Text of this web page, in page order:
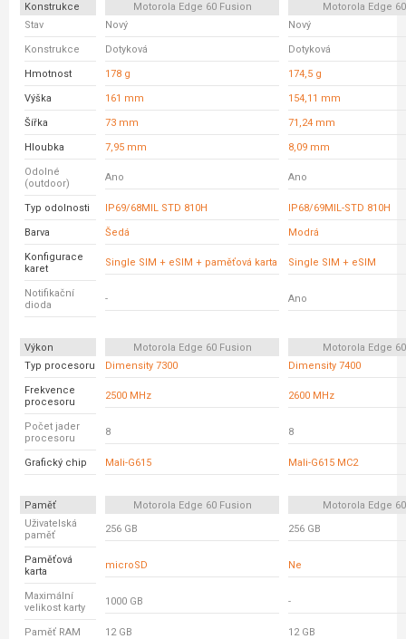
Konstrukce Motorola Edge 60 Fusion
Motorola Edge
Stav
Nový Nový
Konstrukce Dotyková Dotyková
Hmotnost 178 g 174,5 g
Výška 161 mm 154,11 mm
Šířka 73 mm 71,24 mm
Hloubka 7,95 mm 8,09 mm
Odolné
(outdoor)
Ano Ano
Typ odolnosti IP69/68MIL STD 810H IP68/69MIL-STD 810H
Barva Šedá Modrá
Konfigurace
karet
Single SIM + eSIM + paměťová karta Single SIM + eSIM
Notifikační
dioda
- Ano
Výkon Motorola Edge 60 Fusion
Motorola Edge
Typ procesoru
Dimensity 7300 Dimensity 7400
Frekvence
procesoru
2500 MHz 2600 MHz
Počet jader
procesoru
8 8
Grafický chip Mali-G615 Mali-G615 MC2
Paměť Motorola Edge 60 Fusion
Motorola Edge
Uživatelská
paměť
256 GB 256 GB
Paměťová
karta
microSD Ne
Maximální
velikost karty
1000 GB -
Paměť RAM 12 GB 12 GB